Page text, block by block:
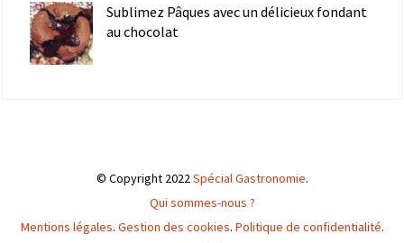
Sublimez Pâques avec un délicieux fondant
au chocolat
© Copyright 2022Spécial Gastronomie.
Qui sommes-nous ?
Mentions légales. Gestion des cookies. Politique de confidentialité.